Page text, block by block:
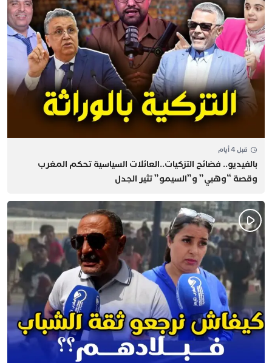
قبل 4 أيام
بالفيديو.. فضائح التزكيات..العائلات السياسية تحكم المغرب
وقصة “وهبي” و”السيمو” تثير الجدل